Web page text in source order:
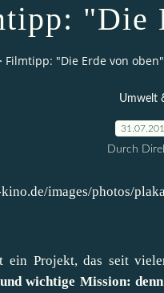
"Die
Filmtipp: "Die Erde von oben"
Umwelt
Durch
ein Projekt, das seit
wichtige Mission: